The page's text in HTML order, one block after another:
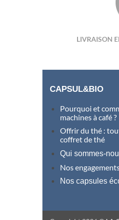
LIVRAISON
CAPSUL&BIO
Pourquoi et
machines à café ?
Offrir du thé :
coffret de thé
Qui sommes-
Nos
Nos capsules